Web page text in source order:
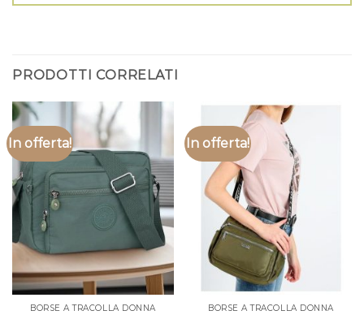
PRODOTTI CORRELATI
In offerta!
BORSE A TRACOLLA DONNA
In offerta!
BORSE A TRACOLLA DONNA